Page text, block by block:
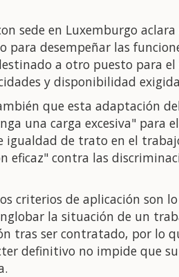
sede en Luxemburgo
para desempeñar las
a otro puesto para
y disponibilidad
que esta adaptación
una carga excesiva" para
igualdad de trato en el
eficaz" contra las
criterios de aplicación son
la situación de un
tras ser contratado, por lo
definitivo no impide que